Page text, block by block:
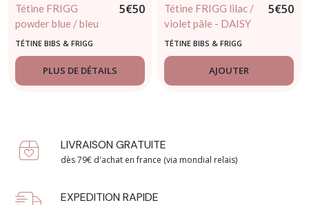
Tétine FRIGG
powder blue / bleu
clair - ROPE Taille 2
5€50
TÉTINE BIBS & FRIGG
PLUS DE DÉTAILS
Tétine FRIGG lilac /
violet pâle - DAISY
Taille 2
5€50
TÉTINE BIBS & FRIGG
AJOUTER
LIVRAISON GRATUITE
dès 79€ d'achat en france (via mondial relais)
EXPEDITION RAPIDE